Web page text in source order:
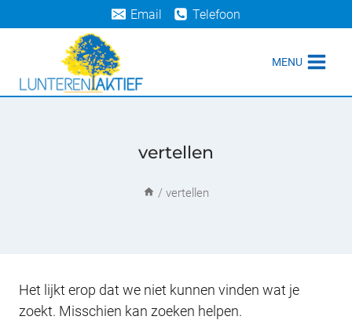
naar
Email Telefoon
MENU
vertellen
/ vertellen
Het lijkt erop dat we niet kunnen vinden wat je
zoekt. Misschien kan zoeken helpen.